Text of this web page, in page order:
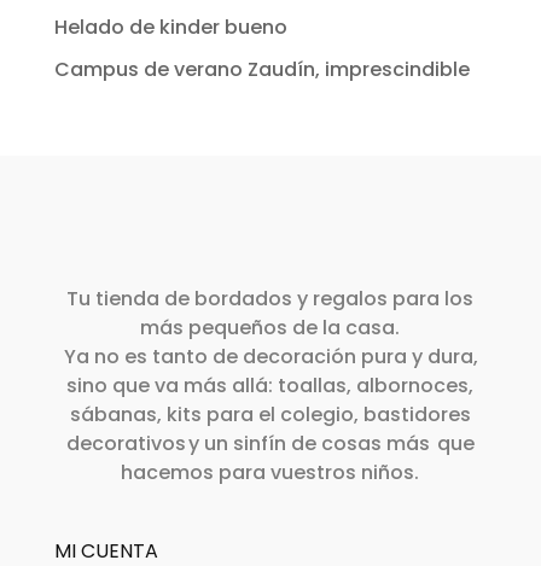
Helado de kinder bueno
Campus de verano Zaudín, imprescindible
Tu tienda de bordados y regalos para los
más pequeños de la casa.
Ya no es tanto de decoración pura y dura,
sino que va más allá: toallas, albornoces,
sábanas, kits para el colegio, bastidores
decorativos y un sinfín de cosas más que
hacemos para vuestros niños.
MI CUENTA